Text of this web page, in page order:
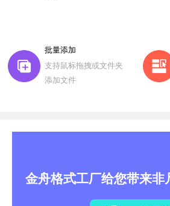
批量添加
支持鼠标拖拽或文件夹
添加文件
金舟格式工厂给您带来非